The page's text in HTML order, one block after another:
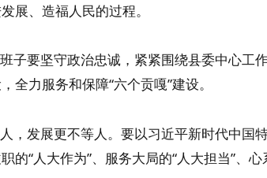
展、造福人民的过程。
子要坚守政治忠诚，紧紧围绕县委中心工
力服务和保障“六个贡嘎”建设。
，发展更不等人。要以习近平新时代中国
的“人大作为”、服务大局的“人大担当”、